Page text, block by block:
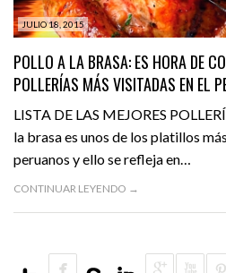
JULIO 18, 2015
POLLO A LA BRASA: ES HORA DE
POLLERÍAS MÁS VISITADAS EN EL
LISTA DE LAS MEJORES
la brasa es unos de los platillos
peruanos y ello se refleja en…
CONTINUAR LEYENDO →